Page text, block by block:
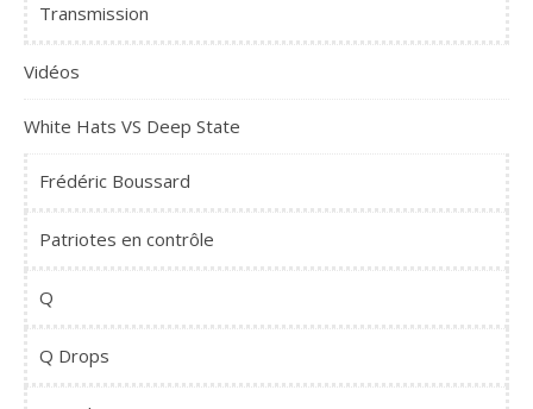
Transmission
Vidéos
White Hats VS Deep State
Frédéric Boussard
Patriotes en contrôle
Q
Q Drops